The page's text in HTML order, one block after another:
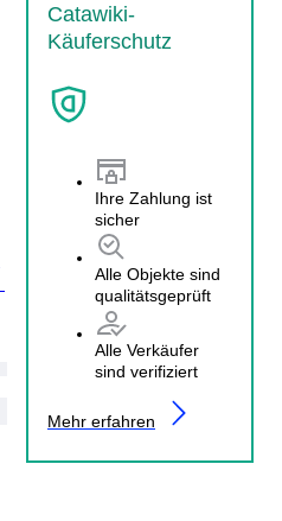
Catawiki-
Käuferschutz
Ihre Zahlung ist
sicher
Alle Objekte sind
qualitätsgeprüft
Alle Verkäufer
sind verifiziert
Mehr erfahren